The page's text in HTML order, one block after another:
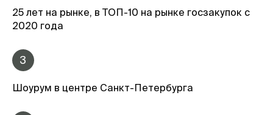
25 лет на рынке, в ТОП-10 на рынке госзакупок с
2020 года
3
Шоурум в центре Санкт-Петербурга